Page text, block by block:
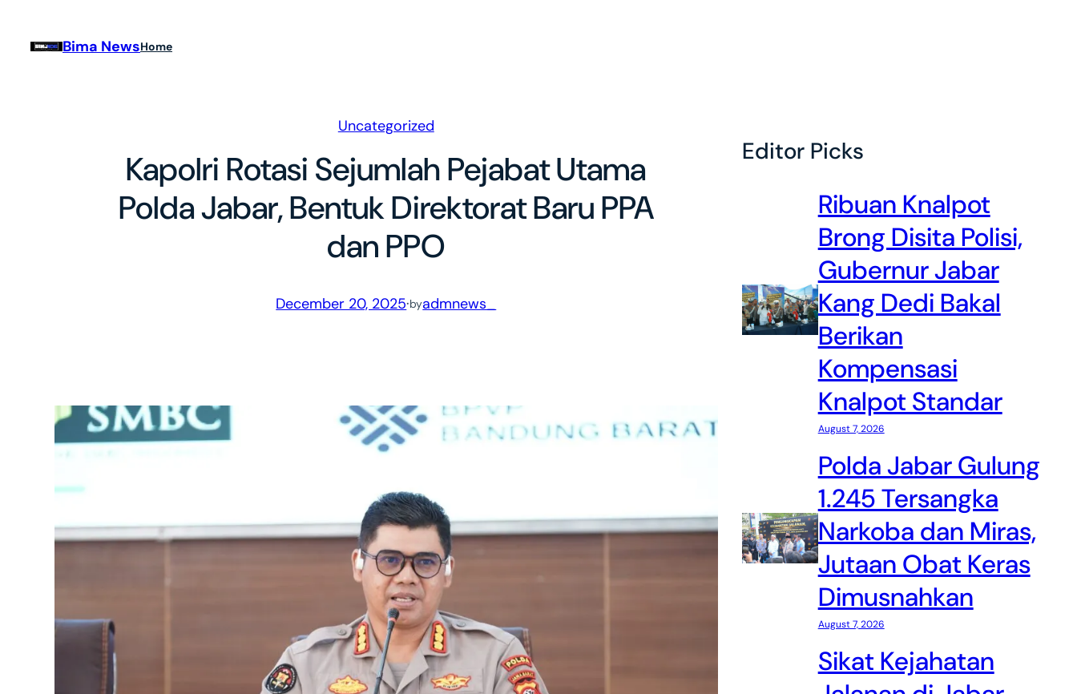
Bima NewsHome
Uncategorized
Kapolri Rotasi Sejumlah Pejabat Utama
Polda Jabar, Bentuk Direktorat Baru PPA
dan PPO
December 20, 2025·byadmnews_
Editor Picks
Ribuan Knalpot
Brong Disita Polisi,
Gubernur Jabar
Kang Dedi Bakal
Berikan
Kompensasi
Knalpot Standar
August 7, 2026
Polda Jabar Gulung
1.245 Tersangka
Narkoba dan Miras,
Jutaan Obat Keras
Dimusnahkan
August 7, 2026
Sikat Kejahatan